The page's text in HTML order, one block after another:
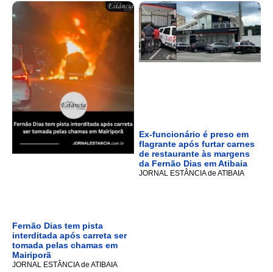
Fernão Dias tem pista
interditada após carreta ser
tomada pelas chamas em
Mairiporã
JORNAL ESTÂNCIA de ATIBAIA
Ex-funcionário é preso em
flagrante após furtar carnes
de restaurante às margens
da Fernão Dias em Atibaia
JORNAL ESTÂNCIA de ATIBAIA